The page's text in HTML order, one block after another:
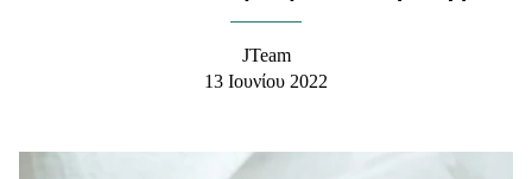
JTeam
13 Ιουνίου 2022